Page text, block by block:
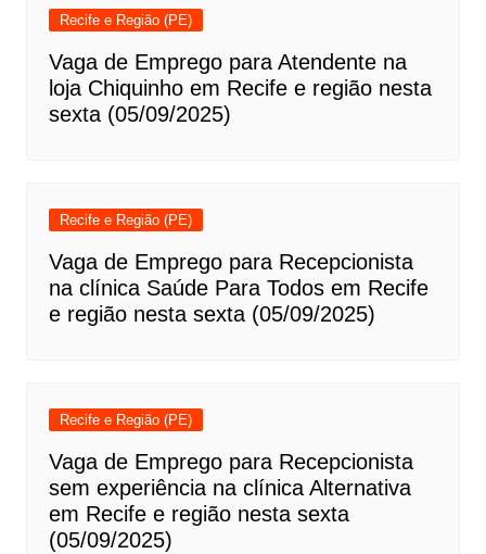
Recife e Região (PE)
Vaga de Emprego para Atendente na
loja Chiquinho em Recife e região nesta
sexta (05/09/2025)
Recife e Região (PE)
Vaga de Emprego para Recepcionista
na clínica Saúde Para Todos em Recife
e região nesta sexta (05/09/2025)
Recife e Região (PE)
Vaga de Emprego para Recepcionista
sem experiência na clínica Alternativa
em Recife e região nesta sexta
(05/09/2025)